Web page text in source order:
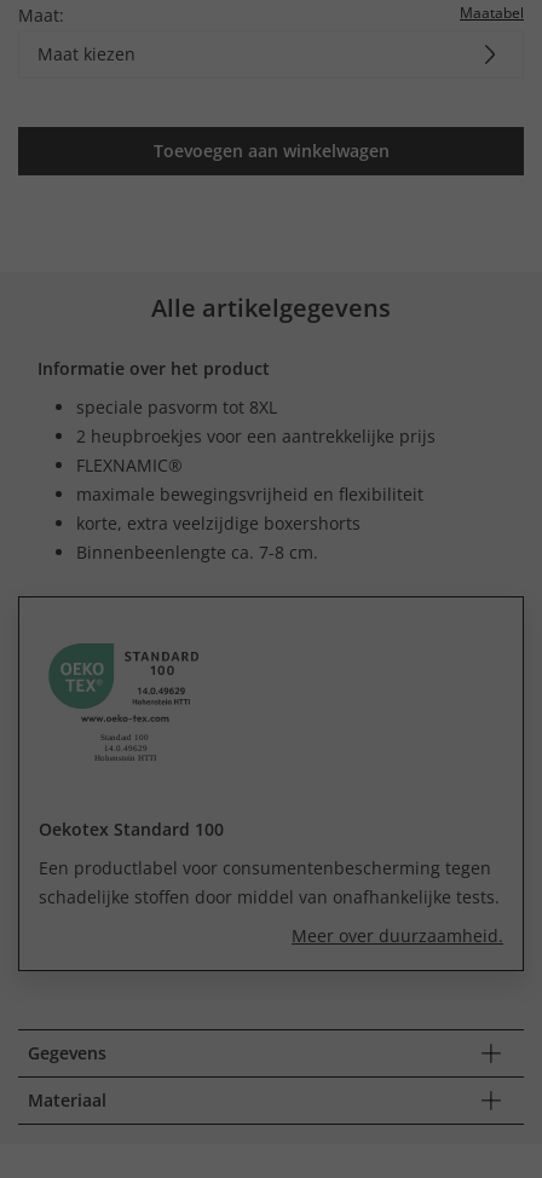
Maat: Maatabel
Maat kiezen
Toevoegen aan winkelwagen
Alle artikelgegevens
Informatie over het product
speciale pasvorm tot 8XL
2 heupbroekjes voor een aantrekkelijke prijs
FLEXNAMIC®
maximale bewegingsvrijheid en flexibiliteit
korte, extra veelzijdige boxershorts
Binnenbeenlengte ca. 7-8 cm.
Oekotex Standard 100
Een productlabel voor consumentenbescherming tegen
schadelijke stoffen door middel van onafhankelijke tests.
Meer over duurzaamheid.
Gegevens
Materiaal